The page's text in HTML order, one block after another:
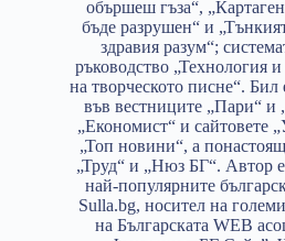
обършеш гъза“,
бъде разрушен“ и
здравия разум“;
ръководство „Технология
на творческото писне“. Бил
във вестниците „Пари“ и
„Економист“ и сайтовете
„Топ новини“, а
„Труд“ и „Нюз БГ“. Автор
най-популярните
Sulla.bg, носител на
на Българската WEB